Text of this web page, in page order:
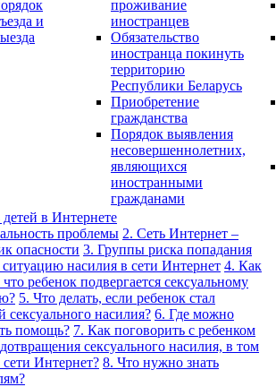
и
проживание
иностранцев
Обязательство
иностранца покинуть
территорию
Республики Беларусь
Приобретение
гражданства
Порядок выявления
несовершеннолетних,
являющихся
иностранными
гражданами
детей в Интернете
проблемы 2. Сеть Интернет –
опасности 3. Группы риска попадания
ситуацию насилия в сети Интернет 4. Как
ребенок подвергается сексуальному
5. Что делать, если ребенок стал
сексуального насилия? 6. Где можно
помощь? 7. Как поговорить с ребенком
сексуального насилия, в том
сети Интернет? 8. Что нужно знать